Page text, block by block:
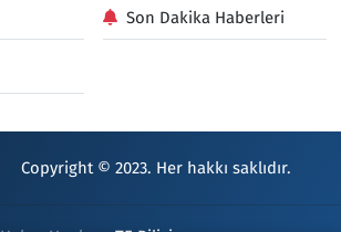
Son Dakika Haberleri
Copyright © 2023. Her hakkı saklıdır.